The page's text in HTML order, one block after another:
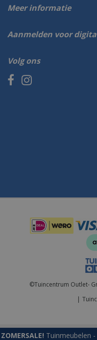
ZOMERSALE! Tuinmeubelen
Volg ons
Meer informatie
Aanmelden voor
©Tuincentrum Outlet-